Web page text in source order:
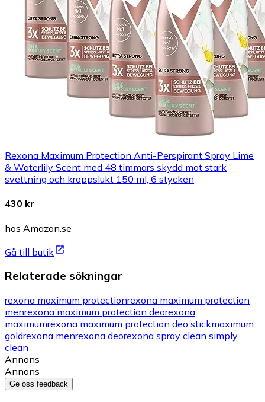
Rexona Maximum Protection Anti-Perspirant Spray Lime
& Waterlily Scent med 48 timmars skydd mot stark
svettning och kroppslukt 150 ml, 6 stycken
430 kr
hos Amazon.se
Gå till butik
Relaterade sökningar
rexona maximum protectionrexona maximum protection
menrexona maximum protection deorexona
maximumrexona maximum protection deo stickmaximum
goldrexona menrexona deorexona spray clean simply
clean
Annons
Annons
Ge oss feedback